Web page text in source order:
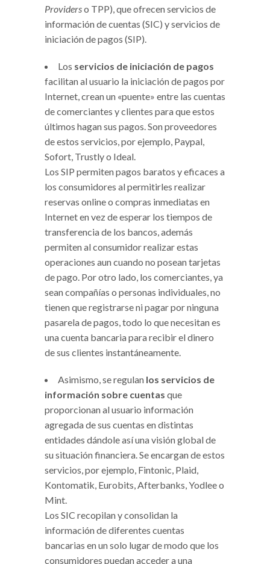
Providerso TPP), que ofrecen servicios de
información de cuentas (SIC) y servicios de
iniciación de pagos (SIP).
Los servicios de iniciación de pagos
facilitan al usuario la iniciación de pagos por
Internet, crean un «puente» entre las cuentas
de comerciantes y clientes para que estos
últimos hagan sus pagos. Son proveedores
de estos servicios, por ejemplo, Paypal,
Sofort, Trustly o Ideal.
Los SIP permiten pagos baratos y eficaces a
los consumidores al permitirles realizar
reservas online o compras inmediatas en
Internet en vez de esperar los tiempos de
transferencia de los bancos, además
permiten al consumidor realizar estas
operaciones aun cuando no posean tarjetas
de pago. Por otro lado, los comerciantes, ya
sean compañías o personas individuales, no
tienen que registrarse ni pagar por ninguna
pasarela de pagos, todo lo que necesitan es
una cuenta bancaria para recibir el dinero
de sus clientes instantáneamente.
Asimismo, se regulan los servicios de
información sobre cuentas que
proporcionan al usuario información
agregada de sus cuentas en distintas
entidades dándole así una visión global de
su situación financiera. Se encargan de estos
servicios, por ejemplo, Fintonic, Plaid,
Kontomatik, Eurobits, Afterbanks, Yodlee o
Mint.
Los SIC recopilan y consolidan la
información de diferentes cuentas
bancarias en un solo lugar de modo que los
consumidores puedan acceder a una